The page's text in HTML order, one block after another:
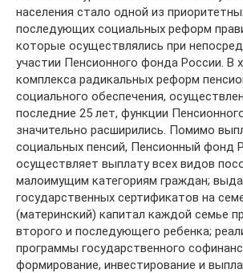
населения стало одной из
последующих социальных реформ
которые осуществлялись при
участии Пенсионного фонда России. В
комплекса радикальных реформ
социального обеспечения,
последние 25 лет, функции
значительно расширились. Помимо
социальных пенсий, Пенсионный фонд
осуществляет выплату всех видов
малоимущим категориям граждан;
государственных сертификатов на
(материнский) капитал каждой семье
второго и последующего ребенка;
программы государственного
формирование, инвестирование и